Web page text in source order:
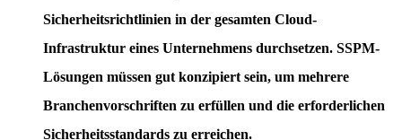
Sicherheitsrichtlinien in der gesamten Cloud-
Infrastruktur eines Unternehmens durchsetzen. SSPM-
Lösungen müssen gut konzipiert sein, um mehrere
Branchenvorschriften zu erfüllen und die erforderlichen
Sicherheitsstandards zu erreichen.